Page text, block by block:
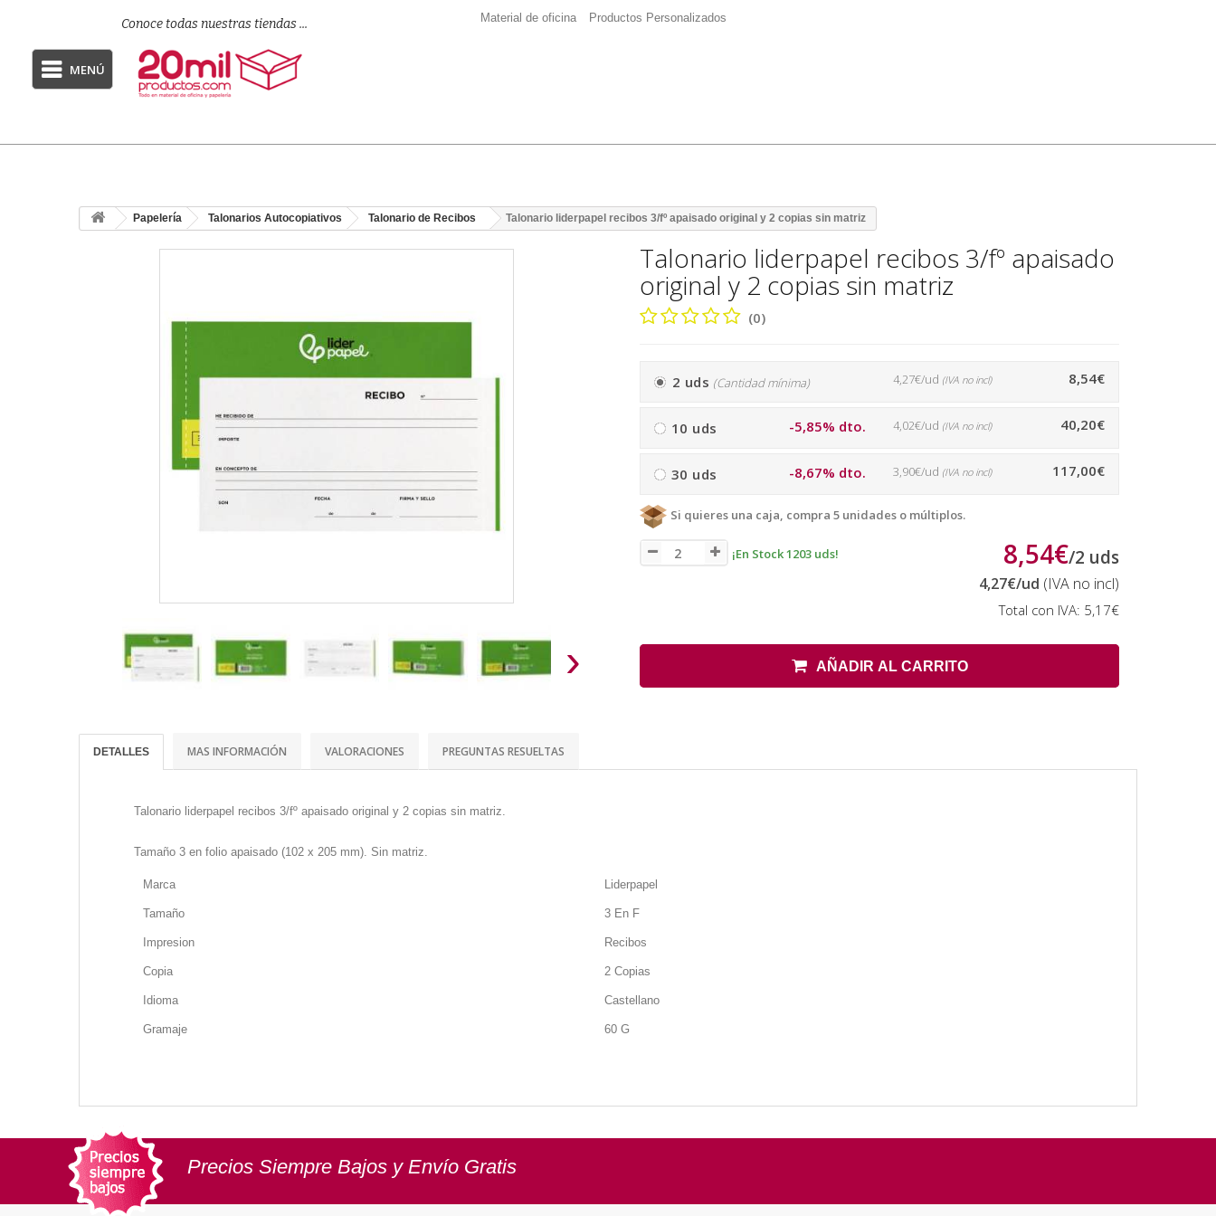
Conoce todas nuestras tiendas ... Material de oficina Productos Personalizados
MENÚ
Papelería Talonarios Autocopiativos Talonario de Recibos Talonario liderpapel recibos 3/fº apaisado original y 2 copias sin matriz
›
Talonario liderpapel recibos 3/fº apaisado
original y 2 copias sin matriz
(0)
2 uds (Cantidad mínima) 8,54€
4,27€/ud (IVA no incl)
10 uds -5,85% dto. 40,20€
4,02€/ud (IVA no incl)
30 uds -8,67% dto. 117,00€
3,90€/ud (IVA no incl)
Si quieres una caja, compra 5 unidades o múltiplos.
¡En Stock 1203 uds! 8,54€/2 uds
4,27€/ud (IVA no incl)
Total con IVA: 5,17€
AÑADIR AL CARRITO
DETALLES MAS INFORMACIÓN VALORACIONES PREGUNTAS RESUELTAS
Talonario liderpapel recibos 3/fº apaisado original y 2 copias sin matriz.
Tamaño 3 en folio apaisado (102 x 205 mm). Sin matriz.
Marca Liderpapel
Tamaño 3 En F
Impresion Recibos
Copia 2 Copias
Idioma Castellano
Gramaje 60 G
Precios Siempre Bajos y Envío Gratis